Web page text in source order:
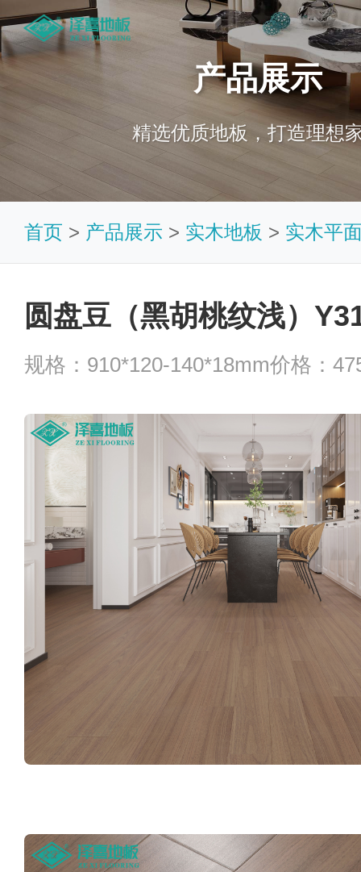
产品展示
精选优质地板，打造理想
首页 > 产品展示 > 实木地板 > 实木平
圆盘豆（黑胡桃纹浅）
规格：910*120-140*18mm价格：